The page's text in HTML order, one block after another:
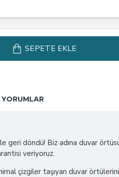
SEPETE EKLE
YORUMLAR
geri döndü! Biz adına duvar
veriyoruz.
çizgiler taşıyan duvar